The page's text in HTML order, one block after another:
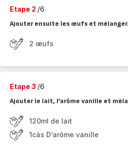
Etape 2 /6
Ajouter ensuite les œufs et mélanger.
2 œufs
Etape 3 /6
Ajouter le lait, l’arôme vanille et
120ml de lait
1càs D’arôme vanille